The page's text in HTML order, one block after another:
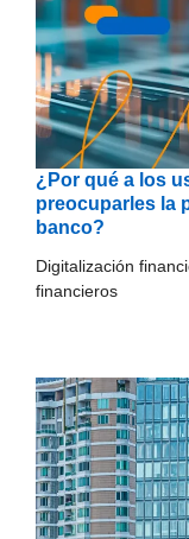
¿Por qué a los
preocuparles la
banco?
Digitalización
financieros